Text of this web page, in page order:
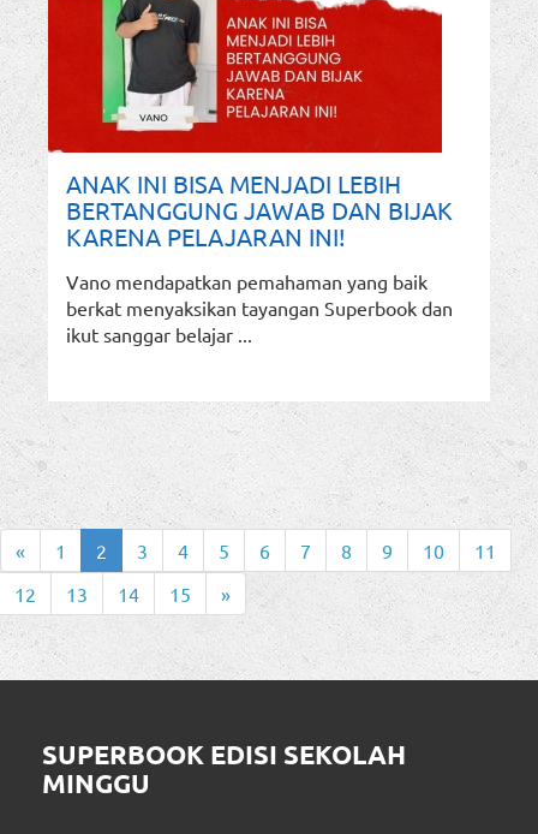
ANAK INI BISA MENJADI LEBIH
BERTANGGUNG JAWAB DAN BIJAK
KARENA PELAJARAN INI!
Vano mendapatkan pemahaman yang baik
berkat menyaksikan tayangan Superbook dan
ikut sanggar belajar ...
« 1 2 3 4 5 6 7 8 9 10
11
12
13 14 15 »
SUPERBOOK EDISI SEKOLAH
MINGGU